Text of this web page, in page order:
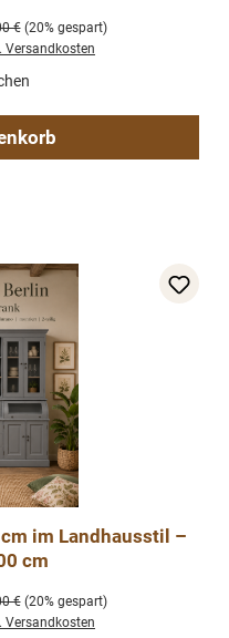
Preis:
€ (20% gespart)
Versandkosten
cm
Preis:
€ (20% gespart)
Versandkosten